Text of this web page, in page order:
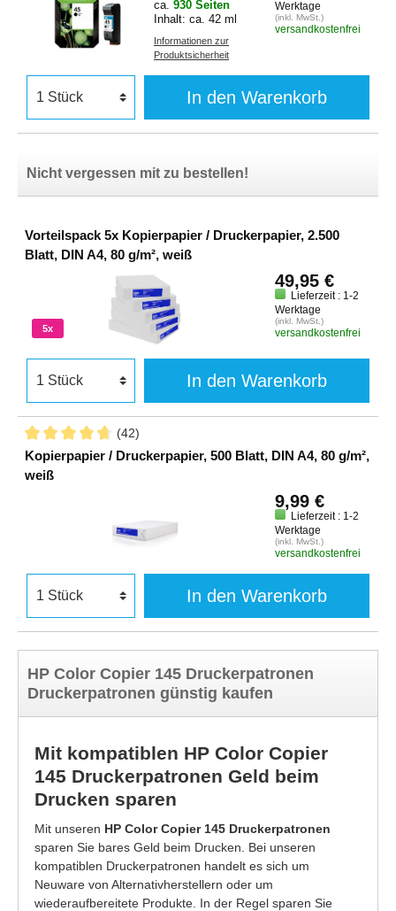
ca. 930 Seiten
Inhalt: ca. 42 ml
Informationen zur
Produktsicherheit
Werktage
(inkl. MwSt.)
versandkostenfrei
In den Warenkorb
Nicht vergessen mit zu bestellen!
Vorteilspack 5x Kopierpapier / Druckerpapier, 2.500
Blatt, DIN A4, 80 g/m², weiß
5x
49,95 €
Lieferzeit : 1-2
Werktage
(inkl. MwSt.)
versandkostenfrei
In den Warenkorb
(42)
Kopierpapier / Druckerpapier, 500 Blatt, DIN A4, 80 g/m²,
weiß
9,99 €
Lieferzeit : 1-2
Werktage
(inkl. MwSt.)
versandkostenfrei
In den Warenkorb
HP Color Copier 145 Druckerpatronen
Druckerpatronen günstig kaufen
Mit kompatiblen HP Color Copier
145 Druckerpatronen Geld beim
Drucken sparen
Mit unseren HP Color Copier 145 Druckerpatronen
sparen Sie bares Geld beim Drucken. Bei unseren
kompatiblen Druckerpatronen handelt es sich um
Neuware von Alternativherstellern oder um
wiederaufbereitete Produkte. In der Regel sparen Sie